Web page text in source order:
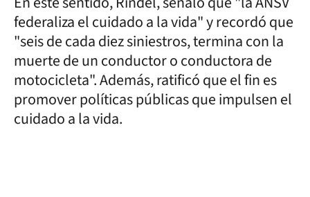
federaliza el cuidado a la vida" y recordó que
"seis de cada diez siniestros, termina con la
muerte de un conductor o conductora de
motocicleta". Además, ratificó que el fin es
promover políticas públicas que impulsen el
cuidado a la vida.